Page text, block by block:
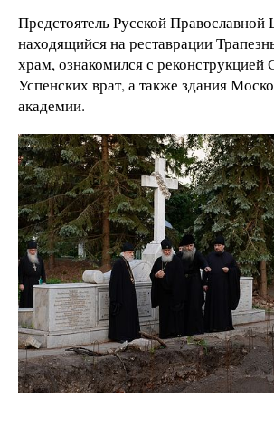
Предстоятель Русской Православной
находящийся на реставрации
храм, ознакомился с реконструкцией
Успенских врат, а также здания
академии.